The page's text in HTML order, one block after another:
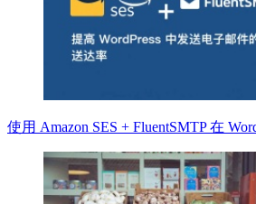
使用 Amazon SES + FluentSMTP 在